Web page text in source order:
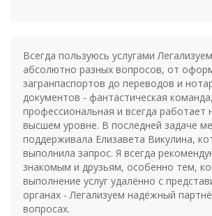
Всегда пользуюсь услугами
абсолютно разных вопросов, от
загранпаспортов до переводов и
документов - фантастическая команда,
профессиональная и всегда работает
высшем уровне. В последней задаче
поддерживала Елизавета Викулина,
выполнила запрос. Я всегда
знакомым и друзьям, особенно тем,
выполнение услуг удалённо с
органах - Легализуем надёжный
вопросах.